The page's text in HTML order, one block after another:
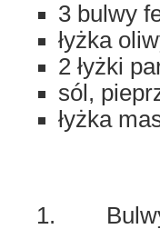
3 bulwy
łyżka
2 łyżki
sól,
łyżka
1. Bulwy